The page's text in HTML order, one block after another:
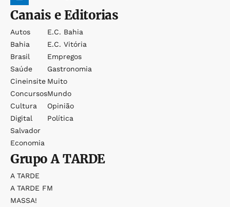
Canais e Editorias
Autos
Bahia
Brasil
Saúde
Cineinsite
Concursos
Cultura
Digital
Salvador
Economia
E.c. Bahia
E.c. Vitória
Empregos
Gastronomia
Muito
Mundo
Opinião
Política
GrupoA TARDE
A TARDE
A TARDE FM
MASSA!